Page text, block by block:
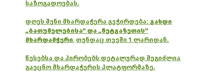
საზოგადოებას.
დღეს შენი მხარდაჭერა გვჭირდება: გახდი
„ბათუმელებისა“ და „ნეტგაზეთის“
მხარდამჭერი, თუნდაც თვეში 1 ლარიდან.
წესებსა და პირობებს დეტალურად შეგიძლია
გაეცნო მხარდაჭერის პლატფორმაზე.